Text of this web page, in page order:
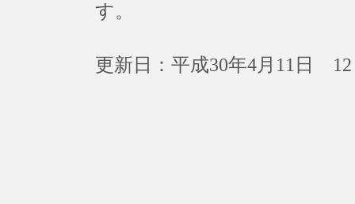
す。
更新日：平成30年4月11日 12